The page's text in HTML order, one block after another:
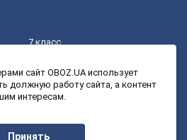
7 класс
9 класс
сайт OBOZ.UA использует
должную работу сайта, а контент
интересам.
Принять